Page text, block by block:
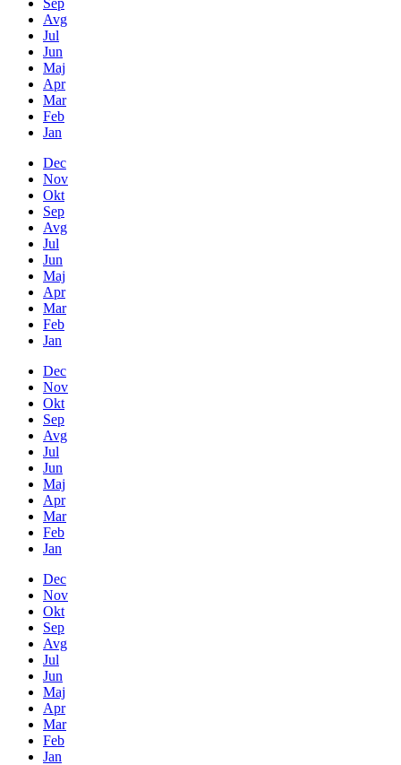
Avg
Jul
Jun
Maj
Apr
Mar
Feb
Jan
Dec
Nov
Okt
Sep
Avg
Jul
Jun
Maj
Apr
Mar
Feb
Jan
Dec
Nov
Okt
Sep
Avg
Jul
Jun
Maj
Apr
Mar
Feb
Jan
Dec
Nov
Okt
Sep
Avg
Jul
Jun
Maj
Apr
Mar
Feb
Jan